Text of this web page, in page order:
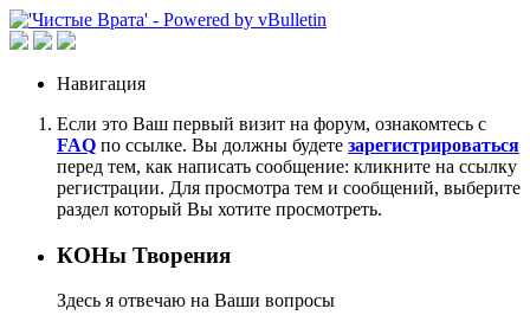
Навигация
Если это Ваш первый визит на форум, ознакомтесь с
FAQ по ссылке. Вы должны будете зарегистрироваться
перед тем, как написать сообщение: кликните на ссылку
регистрации. Для просмотра тем и сообщений, выберите
раздел который Вы хотите просмотреть.
КОНы Творения
Здесь я отвечаю на Ваши вопросы